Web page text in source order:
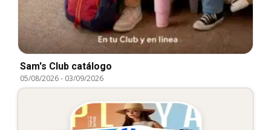
Sam's Club catálogo
05/08/2026- 03/09/2026